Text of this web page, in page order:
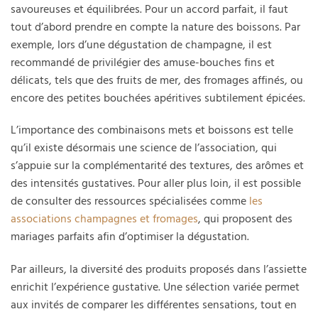
savoureuses et équilibrées. Pour un accord parfait, il faut
tout d’abord prendre en compte la nature des boissons. Par
exemple, lors d’une dégustation de champagne, il est
recommandé de privilégier des amuse-bouches fins et
délicats, tels que des fruits de mer, des fromages affinés, ou
encore des petites bouchées apéritives subtilement épicées.
L’importance des combinaisons mets et boissons est telle
qu’il existe désormais une science de l’association, qui
s’appuie sur la complémentarité des textures, des arômes et
des intensités gustatives. Pour aller plus loin, il est possible
de consulter des ressources spécialisées comme les
associations champagnes et fromages, qui proposent des
mariages parfaits afin d’optimiser la dégustation.
Par ailleurs, la diversité des produits proposés dans l’assiette
enrichit l’expérience gustative. Une sélection variée permet
aux invités de comparer les différentes sensations, tout en